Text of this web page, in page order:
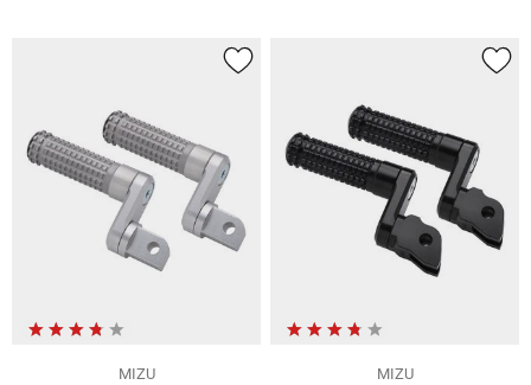
MIZU
MIZU